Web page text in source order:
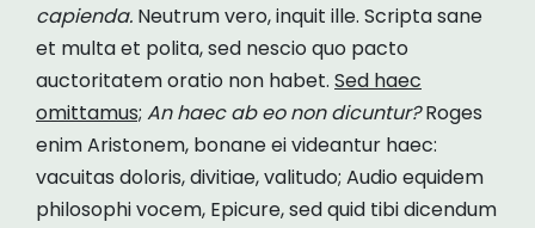
capienda. Neutrum vero, inquit ille. Scripta sane
et multa et polita, sed nescio quo pacto
auctoritatem oratio non habet. Sed haec
omittamus; An haec ab eo non dicuntur?Roges
enim Aristonem, bonane ei videantur haec:
vacuitas doloris, divitiae, valitudo; Audio equidem
philosophi vocem, Epicure, sed quid tibi dicendum